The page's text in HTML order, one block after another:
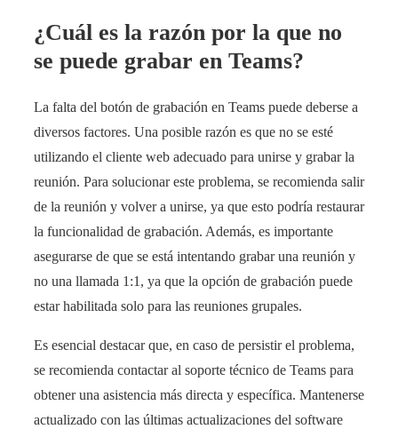
¿Cuál es la razón por la que no
se puede grabar en Teams?
La falta del botón de grabación en Teams puede deberse a
diversos factores. Una posible razón es que no se esté
utilizando el cliente web adecuado para unirse y grabar la
reunión. Para solucionar este problema, se recomienda salir
de la reunión y volver a unirse, ya que esto podría restaurar
la funcionalidad de grabación. Además, es importante
asegurarse de que se está intentando grabar una reunión y
no una llamada 1:1, ya que la opción de grabación puede
estar habilitada solo para las reuniones grupales.
Es esencial destacar que, en caso de persistir el problema,
se recomienda contactar al soporte técnico de Teams para
obtener una asistencia más directa y específica. Mantenerse
actualizado con las últimas actualizaciones del software